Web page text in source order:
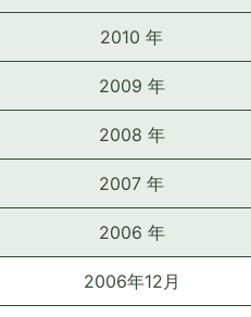
2010 年
2009 年
2008 年
2007 年
2006 年
2006年12月